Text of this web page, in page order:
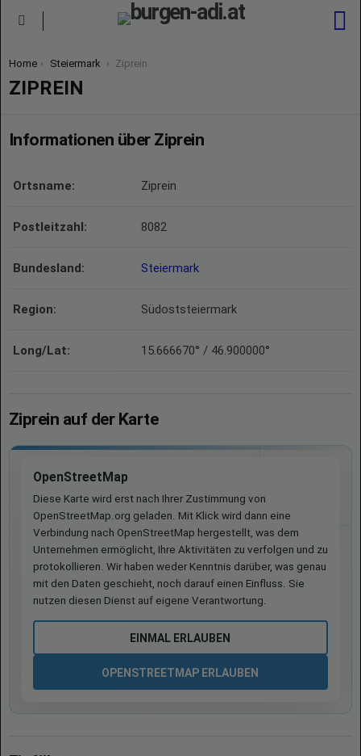
You are here:
Home Steiermark Ziprein
ZIPREIN
Informationen über Ziprein
Ortsname: Ziprein
Postleitzahl: 8082
Bundesland: Steiermark
Region: Südoststeiermark
Long/Lat: 15.666670° / 46.900000°
Ziprein auf der Karte
OpenStreetMap
Diese Karte wird erst nach Ihrer Zustimmung von
OpenStreetMap.org geladen. Mit Klick wird dann eine
Verbindung nach OpenStreetMap hergestellt, was dem
Unternehmen ermöglicht, Ihre Aktivitäten zu verfolgen und zu
protokollieren. Wir haben weder Kenntnis darüber, was genau
mit den Daten geschieht, noch darauf einen Einfluss. Sie
nutzen diesen Dienst auf eigene Verantwortung.
EINMAL ERLAUBEN
OPENSTREETMAP ERLAUBEN